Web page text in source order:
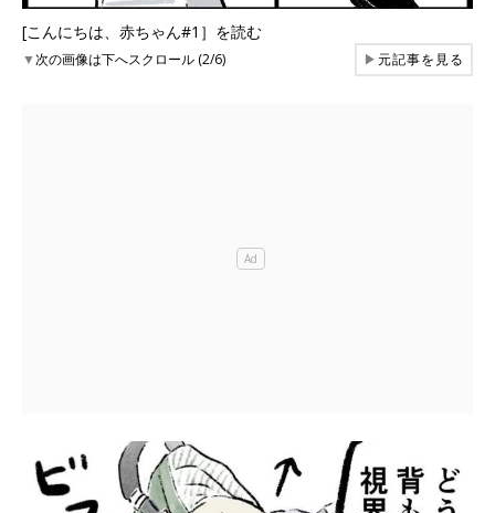
[こんにちは、赤ちゃん#1］を読む
▼次の画像は下へスクロール (2/6) ▶元記事を見る